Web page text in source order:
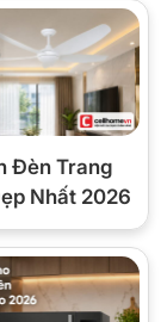
bao gồm: rửa
sâu, rửa tiết
Đèn Trang
Nhất 2026